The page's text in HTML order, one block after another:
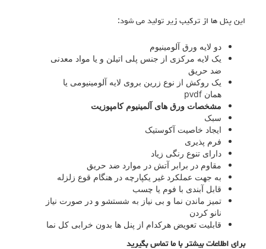
این پنل ها از ترکیب زیر تولید می شود:
دو لایه ورق آلومینیوم
یک لایه مرکزی از جنس پلی اتیلن و یا مواد معدنی
ضد حریق
یک روکش از نوع زرین بروی لایه آلومینیومی یا
همان pvdf
مشخصات ورق های آلمینیوم کامپوزیت
سبک
ایجاد خاصیت آکوستیک
فرم پذیری
دارای تنوع رنگی زیاد
مقاوم در برابر آتش در موارد ضد حریق
به جهت عملکرد غیر یکپارچه در هنگام قوع زلزله
قابل آبندی با فوم یا چسب
تمیز ماندن نما و بی نیاز به شستشو و در صورت نیاز
نانو کردن
قابلیت تعویض هرکدام از پنل ها بدون خرابی کل نما
برای اطلاعات بیشتر با ما تماس بگیرید